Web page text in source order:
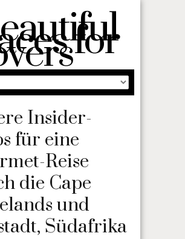
Insider-
für eine
Reise
die Cape
und
Südafrika